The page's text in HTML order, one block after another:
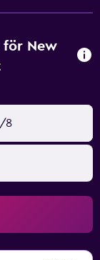
har rummen
städning
bastu och
för New
8